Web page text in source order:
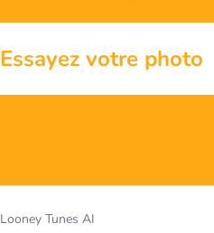
Essayez votre photo
Looney Tunes AI